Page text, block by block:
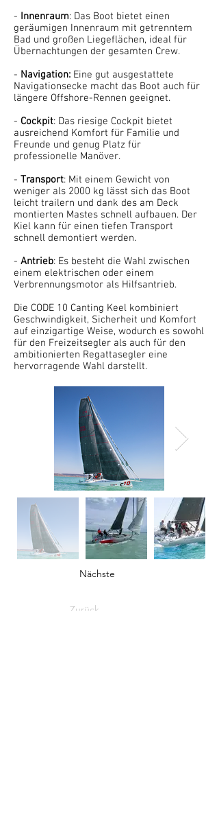
- Innenraum: Das Boot bietet einen
geräumigen Innenraum mit getrenntem
Bad und großen Liegeflächen, ideal für
Übernachtungen der gesamten Crew.
- Navigation: Eine gut ausgestattete
Navigationsecke macht das Boot auch für
längere Offshore-Rennen geeignet.
- Cockpit: Das riesige Cockpit bietet
ausreichend Komfort für Familie und
Freunde und genug Platz für
professionelle Manöver.
- Transport: Mit einem Gewicht von
weniger als 2000 kg lässt sich das Boot
leicht trailern und dank des am Deck
montierten Mastes schnell aufbauen. Der
Kiel kann für einen tiefen Transport
schnell demontiert werden.
- Antrieb: Es besteht die Wahl zwischen
einem elektrischen oder einem
Verbrennungsmotor als Hilfsantrieb.
Die CODE 10 Canting Keel kombiniert
Geschwindigkeit, Sicherheit und Komfort
auf einzigartige Weise, wodurch es sowohl
für den Freizeitsegler als auch für den
ambitionierten Regattasegler eine
hervorragende Wahl darstellt.
Nächste
Zurück